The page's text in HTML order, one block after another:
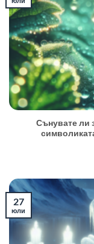
Сънувате ли
27
юли